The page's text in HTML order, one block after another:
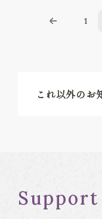
1
これ以外のお
Support